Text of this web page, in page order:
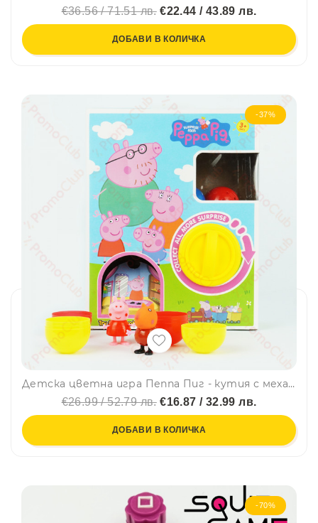
€36.56 / 71.51 лв.€22.44 / 43.89 лв.
ДОБАВИ В КОЛИЧКА
-37%
Детска цветна игра Пеппа Пиг - кутия с механизъм за изненада играчки в сфери
€26.99 / 52.79 лв.€16.87 / 32.99 лв.
ДОБАВИ В КОЛИЧКА
-70%